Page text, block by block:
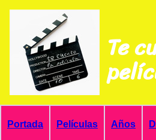
Te
Portada Películas Años